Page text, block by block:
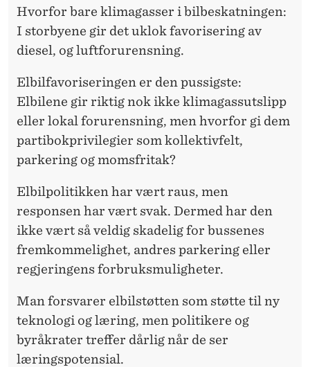
Hvorfor bare klimagasser i bilbeskatningen:
I storbyene gir det uklok favorisering av
diesel, og luftforurensning.
Elbilfavoriseringen er den pussigste:
Elbilene gir riktig nok ikke klimagassutslipp
eller lokal forurensning, men hvorfor gi dem
partibokprivilegier som kollektivfelt,
parkering og momsfritak?
Elbilpolitikken har vært raus, men
responsen har vært svak. Dermed har den
ikke vært så veldig skadelig for bussenes
fremkommelighet, andres parkering eller
regjeringens forbruksmuligheter.
Man forsvarer elbilstøtten som støtte til ny
teknologi og læring, men politikere og
byråkrater treffer dårlig når de ser
læringspotensial.